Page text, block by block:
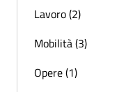
Lavoro (2)
Mobilità (3)
Opere (1)